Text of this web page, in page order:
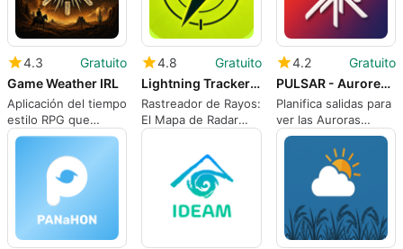
4.3
Gratuito
Game Weather IRL
Aplicación del tiempo
estilo RPG que
convierte
HUD de juego
4.8
Gratuito
Lightning Tracker Radar Map
Rastreador de Rayos:
El Mapa de Radar
mantiene a los
usuarios al aire libre
informados sobre los
rayos
4.2
Gratuito
PULSAR - Aurores boréales
Planifica salidas para
ver las Auroras
Boreales con
pronósticos de
auroras en tiempo